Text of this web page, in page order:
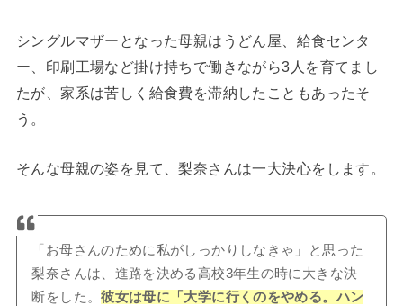
シングルマザーとなった母親はうどん屋、給食センタ
ー、印刷工場など掛け持ちで働きながら3人を育てまし
たが、家系は苦しく給食費を滞納したこともあったそ
う。
そんな母親の姿を見て、梨奈さんは一大決心をします。
「お母さんのために私がしっかりしなきゃ」と思った
梨奈さんは、進路を決める高校3年生の時に大きな決
断をした。彼女は母に「大学に行くのをやめる。ハン